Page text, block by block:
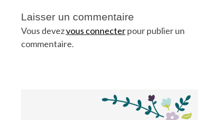
Laisser un commentaire
Vous devezvous connecterpour publier un
commentaire.